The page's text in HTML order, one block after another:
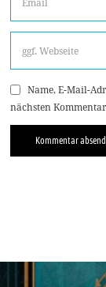
Name, E-Mail-
nächsten